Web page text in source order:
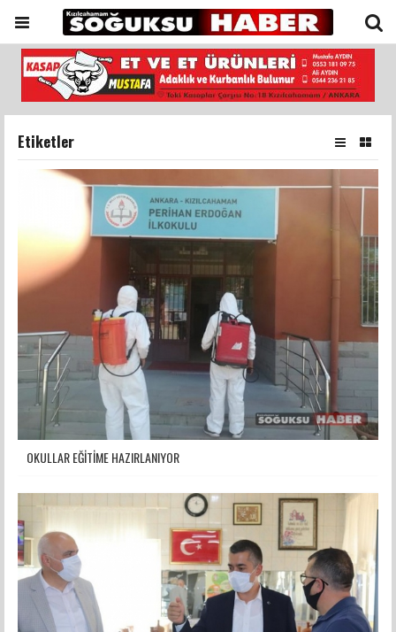
Etiketler
OKULLAR EĞİTİME HAZIRLANIYOR